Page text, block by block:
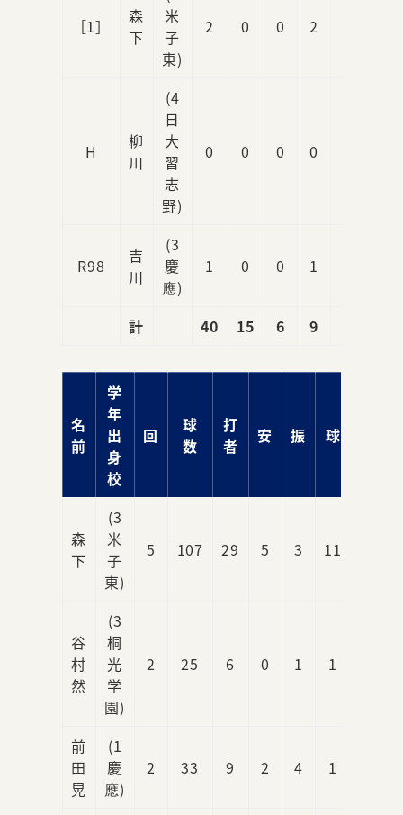
［1］
森
下
米
子
東)
2 0 0 2
H
柳
川
(4
日
大
習
志
野)
0 0 0 0
R98
吉
川
(3
慶
應)
1 0 0 1
計 40 15 6 9
名
前
学
年
出
身
校
回
球
数
打
者
安 振 球
森
下
(3
米
子
東)
5 107 29 5 3 11
谷
村
然
(3
桐
光
学
園)
2 25 6 0 1 1
前
田
晃
(1
慶
應)
2 33 9 2 4 1